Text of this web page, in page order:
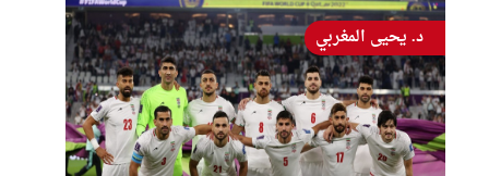
د. يحيى المغربي